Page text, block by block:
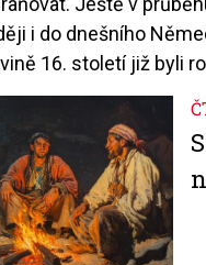
i do dnešního
16. století již byli